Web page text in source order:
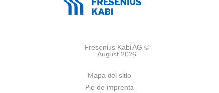
Fresenius Kabi AG ©
August 2026
Mapa del sitio
Pie de imprenta